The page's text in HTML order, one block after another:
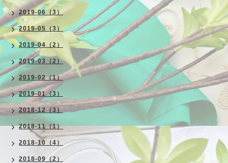
2019-06（3）
2019-05（3）
2019-04（2）
2019-03（2）
2019-02（1）
2019-01（3）
2018-12（3）
2018-11（1）
2018-10（4）
2018-09（2）